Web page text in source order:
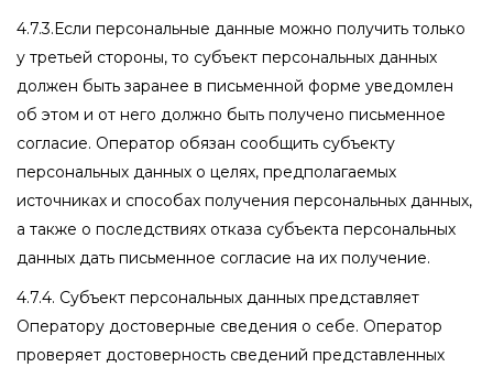
4.7.3.Если персональные данные можно получить только
у третьей стороны, то субъект персональных данных
должен быть заранее в письменной форме уведомлен
об этом и от него должно быть получено письменное
согласие. Оператор обязан сообщить субъекту
персональных данных о целях, предполагаемых
источниках и способах получения персональных данных,
а также о последствиях отказа субъекта персональных
данных дать письменное согласие на их получение.
4.7.4. Субъект персональных данных представляет
Оператору достоверные сведения о себе. Оператор
проверяет достоверность сведений представленных